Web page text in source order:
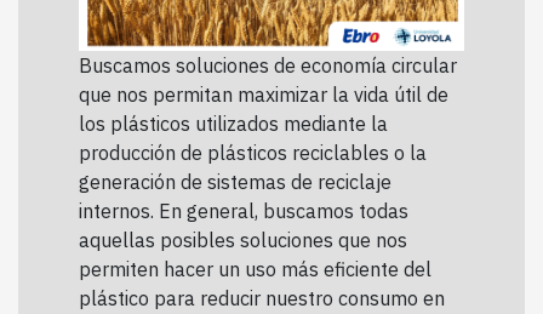
Buscamos soluciones de economía circular
que nos permitan maximizar la vida útil de
los plásticos utilizados mediante la
producción de plásticos reciclables o la
generación de sistemas de reciclaje
internos. En general, buscamos todas
aquellas posibles soluciones que nos
permiten hacer un uso más eficiente del
plástico para reducir nuestro consumo en